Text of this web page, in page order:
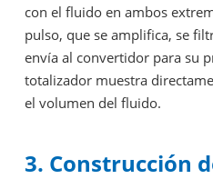
con el fluido en ambos
pulso, que se amplifica, se
envía al convertidor para su
totalizador muestra
el volumen del fluido.
3. Construcción